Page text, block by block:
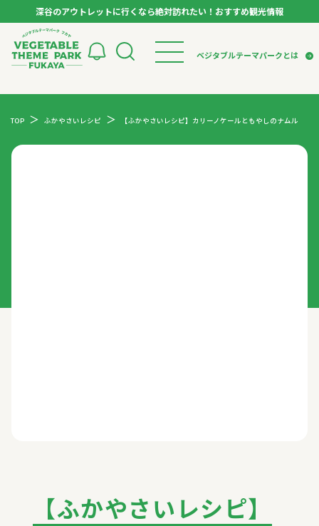
深谷のアウトレットに行くなら絶対訪れたい！おすすめ観光情報
ベジタブルテーマパークとは
検索
ベジタブルテーマパークとは
VTPキャストミーティング
市長インタビュー
TOP ふかやさいレシピ 【ふかやさいレシピ】カリーノケールともやしのナムル
【ふかやさいレシピ】